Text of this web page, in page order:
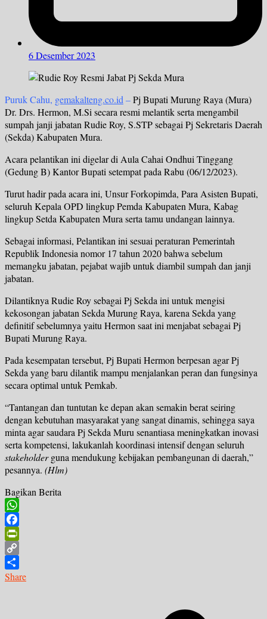
6 Desember 2023
Puruk Cahu, gemakalteng.co.id–Pj Bupati Murung Raya (Mura)
Dr. Drs. Hermon, M.Si secara resmi melantik serta mengambil
sumpah janji jabatan Rudie Roy, S.STP sebagai Pj Sekretaris Daerah
(Sekda) Kabupaten Mura.
Acara pelantikan ini digelar di Aula Cahai Ondhui Tinggang
(Gedung B) Kantor Bupati setempat pada Rabu (06/12/2023).
Turut hadir pada acara ini, Unsur Forkopimda, Para Asisten Bupati,
seluruh Kepala OPD lingkup Pemda Kabupaten Mura, Kabag
lingkup Setda Kabupaten Mura serta tamu undangan lainnya.
Sebagai informasi, Pelantikan ini sesuai peraturan Pemerintah
Republik Indonesia nomor 17 tahun 2020 bahwa sebelum
memangku jabatan, pejabat wajib untuk diambil sumpah dan janji
jabatan.
Dilantiknya Rudie Roy sebagai Pj Sekda ini untuk mengisi
kekosongan jabatan Sekda Murung Raya, karena Sekda yang
definitif sebelumnya yaitu Hermon saat ini menjabat sebagai Pj
Bupati Murung Raya.
Pada kesempatan tersebut, Pj Bupati Hermon berpesan agar Pj
Sekda yang baru dilantik mampu menjalankan peran dan fungsinya
secara optimal untuk Pemkab.
“Tantangan dan tuntutan ke depan akan semakin berat seiring
dengan kebutuhan masyarakat yang sangat dinamis, sehingga saya
minta agar saudara Pj Sekda Muru senantiasa meningkatkan inovasi
serta kompetensi, lakukanlah koordinasi intensif dengan seluruh
stakeholderguna mendukung kebijakan pembangunan di daerah,”
pesannya. (Hlm)
Bagikan Berita
WhatsApp
Facebook
PrintFriendly
Copy
Link
Share